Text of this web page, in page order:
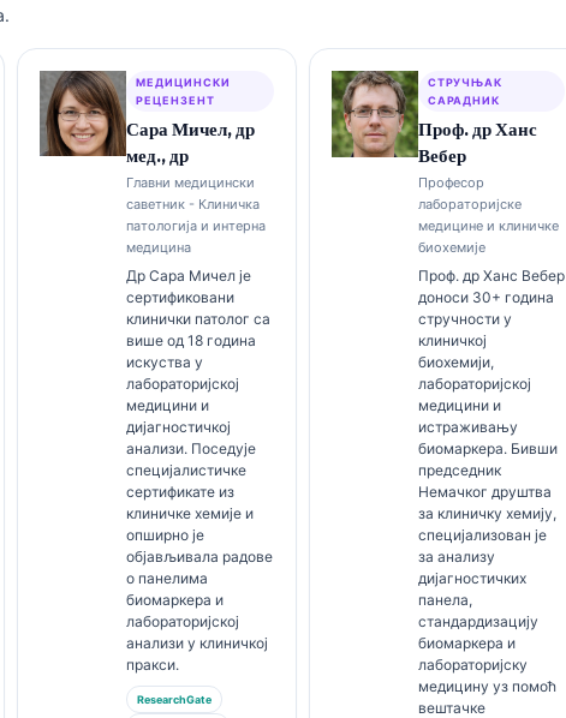
МЕДИЦИНСКИ
РЕЦЕНЗЕНТ
Сара Мичел, др
мед., др
Главни медицински
саветник - Клиничка
патологија и интерна
медицина
Др Сара Мичел је
сертификовани
клинички патолог са
више од 18 година
искуства у
лабораторијској
медицини и
дијагностичкој
анализи. Поседује
специјалистичке
сертификате из
клиничке хемије и
опширно је
објављивала радове
о панелима
биомаркера и
лабораторијској
анализи у клиничкој
пракси.
ResearchGate
СТРУЧЊАК
САРАДНИК
Проф. др Ханс
Вебер
Професор
лабораторијске
медицине и клиничке
биохемије
Проф. др Ханс Вебер
доноси 30+ година
стручности у
клиничкој
биохемији,
лабораторијској
медицини и
истраживању
биомаркера. Бивши
председник
Немачког друштва
за клиничку хемију,
специјализован је
за анализу
дијагностичких
панела,
стандардизацију
биомаркера и
лабораторијску
медицину уз помоћ
вештачке